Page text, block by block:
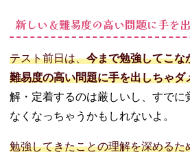
新しい＆難易度の高い問題に手を
テスト前日は、今まで勉強してこな
難易度の高い問題に手を出しちゃダ
解・定着するのは厳しいし、すでに
なくなっちゃうかもしれないよ。
勉強してきたことの理解を深めるた